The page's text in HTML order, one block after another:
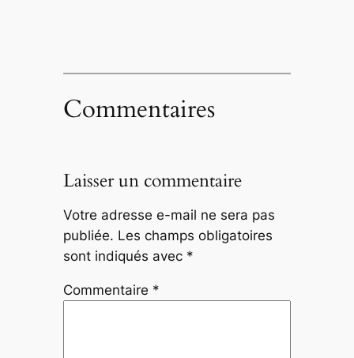
Commentaires
Laisser un commentaire
Votre adresse e-mail ne sera pas
publiée. Les champs obligatoires
sont indiqués avec *
Commentaire *